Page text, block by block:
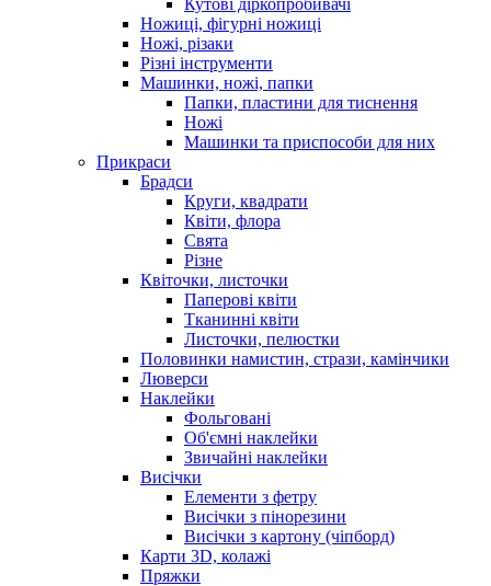
Ножиці, фігурні ножиці
Ножі, різаки
Різні інструменти
Машинки, ножі, папки
Папки, пластини для тиснення
Ножі
Машинки та приспособи для них
Прикраси
Брадси
Круги, квадрати
Квіти, флора
Свята
Різне
Квіточки, листочки
Паперові квіти
Тканинні квіти
Листочки, пелюстки
Половинки намистин, стрази, камінчики
Люверси
Наклейки
Фольговані
Об'ємні наклейки
Звичайні наклейки
Висічки
Елементи з фетру
Висічки з пінорезини
Висічки з картону (чіпборд)
Карти 3D, колажі
Пряжки